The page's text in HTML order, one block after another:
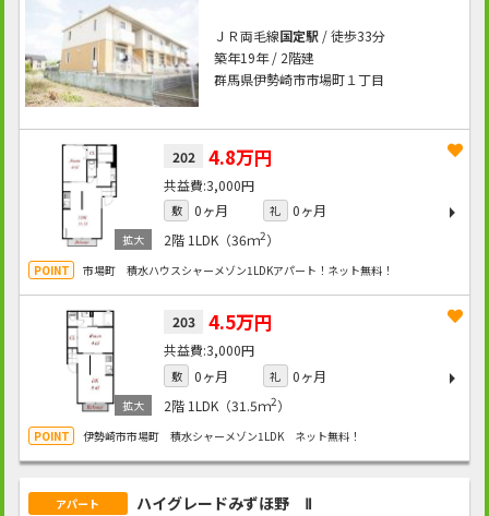
ＪＲ両毛線国定駅/ 徒歩33分
築年19年 / 2階建
群馬県伊勢崎市市場町１丁目
202 4.8万円
3,000円
敷 0ヶ月 礼
0ヶ月
2階 1LDK（36ｍ2）
市場町 積水ハウスシャーメゾン1LDKアパート！ネット無料！
203 4.5万円
3,000円
敷 0ヶ月 礼
0ヶ月
2階 1LDK（31.5ｍ2）
伊勢崎市市場町 積水シャーメゾン1LDK ネット無料！
アパート ハイグレードみずほ野 Ⅱ